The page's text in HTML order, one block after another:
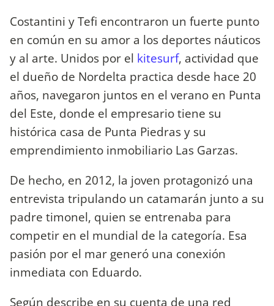
Costantini y Tefi encontraron un fuerte punto
en común en su amor a los deportes náuticos
y al arte. Unidos por el kitesurf, actividad que
el dueño de Nordelta practica desde hace 20
años, navegaron juntos en el verano en Punta
del Este, donde el empresario tiene su
histórica casa de Punta Piedras y su
emprendimiento inmobiliario Las Garzas.
De hecho, en 2012, la joven protagonizó una
entrevista tripulando un catamarán junto a su
padre timonel, quien se entrenaba para
competir en el mundial de la categoría. Esa
pasión por el mar generó una conexión
inmediata con Eduardo.
Según describe en su cuenta de una red